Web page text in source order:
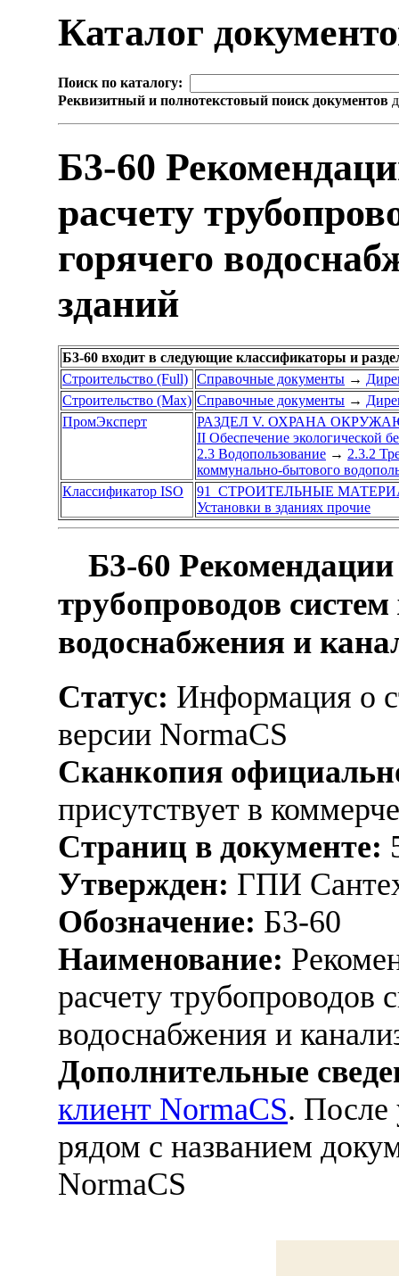
Каталог
Поиск по каталогу:
Реквизитный и полнотекстовый поиск документов
Б3-60
расчету
горячего
зданий
Б3-60 входит в следующие классификаторы и
Строительство (Full) Справочные документы →
Строительство (Max) Справочные документы →
ПромЭксперт
РАЗДЕЛ V. ОХРАНА
II Обеспечение экологической
2.3 Водопользование → 2.3.2
коммунально-бытового
Классификатор ISO
91 СТРОИТЕЛЬНЫЕ
Установки в зданиях прочие
Б3-60
трубопроводов
водоснабжения и
Статус: Информация о
версии NormaCS
Сканкопия
присутствует в
Страниц в документе:
Утвержден: ГПИ
Обозначение: Б3-60
Наименование:
расчету трубопроводов
водоснабжения и
Дополнительные
клиент NormaCS. После
рядом с названием
NormaCS